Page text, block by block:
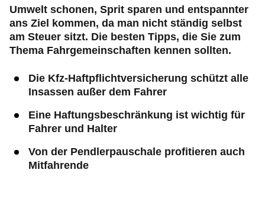
Umwelt schonen, Sprit sparen und entspannter
ans Ziel kommen, da man nicht ständig selbst
am Steuer sitzt. Die besten Tipps, die Sie zum
Thema Fahrgemeinschaften kennen sollten.
Die Kfz-Haftpflichtversicherung schützt alle
Insassen außer dem Fahrer
Eine Haftungsbeschränkung ist wichtig für
Fahrer und Halter
Von der Pendlerpauschale profitieren auch
Mitfahrende